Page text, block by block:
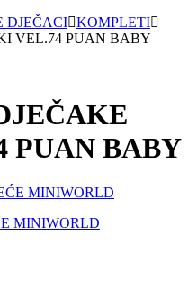
DJEČACI KOMPLETI
VEL.74 PUAN BABY
PUAN BABY
MINIWORLD